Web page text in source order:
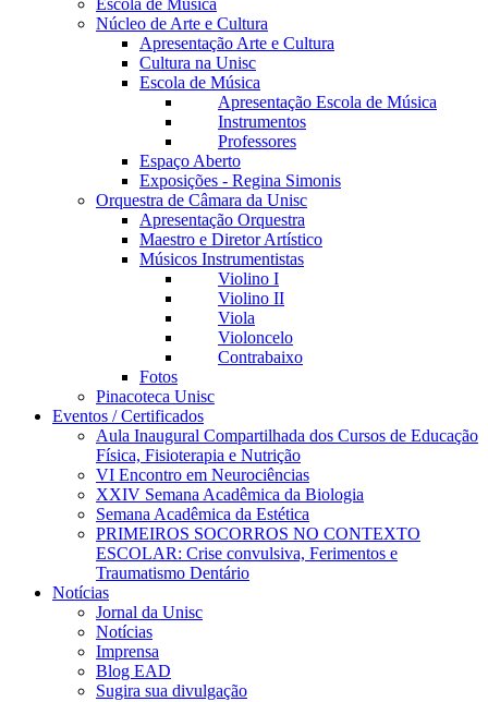
Escola de Música
Núcleo de Arte e Cultura
Apresentação Arte e Cultura
Cultura na Unisc
Escola de Música
Apresentação Escola de Música
Instrumentos
Professores
Espaço Aberto
Exposições - Regina Simonis
Orquestra de Câmara da Unisc
Apresentação Orquestra
Maestro e Diretor Artístico
Músicos Instrumentistas
Violino I
Violino II
Viola
Violoncelo
Contrabaixo
Fotos
Pinacoteca Unisc
Eventos / Certificados
Aula Inaugural Compartilhada dos Cursos de Educação
Física, Fisioterapia e Nutrição
VI Encontro em Neurociências
XXIV Semana Acadêmica da Biologia
Semana Acadêmica da Estética
PRIMEIROS SOCORROS NO CONTEXTO
ESCOLAR: Crise convulsiva, Ferimentos e
Traumatismo Dentário
Notícias
Jornal da Unisc
Notícias
Imprensa
Blog EAD
Sugira sua divulgação